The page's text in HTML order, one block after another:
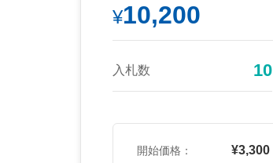
¥10,200
入札数 10
開始価格： ¥3,300